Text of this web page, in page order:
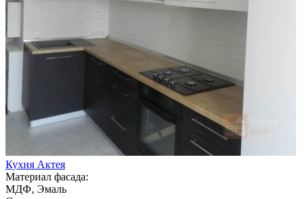
Кухня Актея
Материал фасада:
МДФ, Эмаль